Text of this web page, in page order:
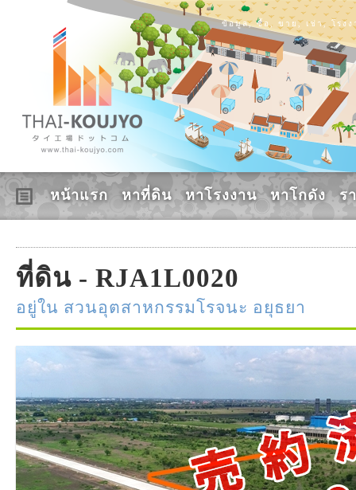
ข้อมูล, ซื้อ, ขาย, เช่า, โรง
หน้าแรก หาที่ดิน หาโรงงาน หาโกดัง ร
ที่ดิน - RJA1L0020
อยู่ใน สวนอุตสาหกรรมโรจนะ อยุธยา